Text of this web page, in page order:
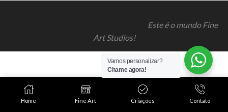
Este é o mundo Fine
Art Studios!
Home Fine Art Criações Contato
Vamos personalizar?
Chame agora!